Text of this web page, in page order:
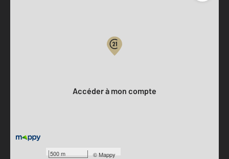
500 m ©Mappy
Accéder à mon compte